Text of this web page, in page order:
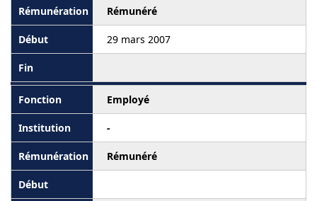
Rémunéré
29 mars 2007
Employé
-
Rémunéré